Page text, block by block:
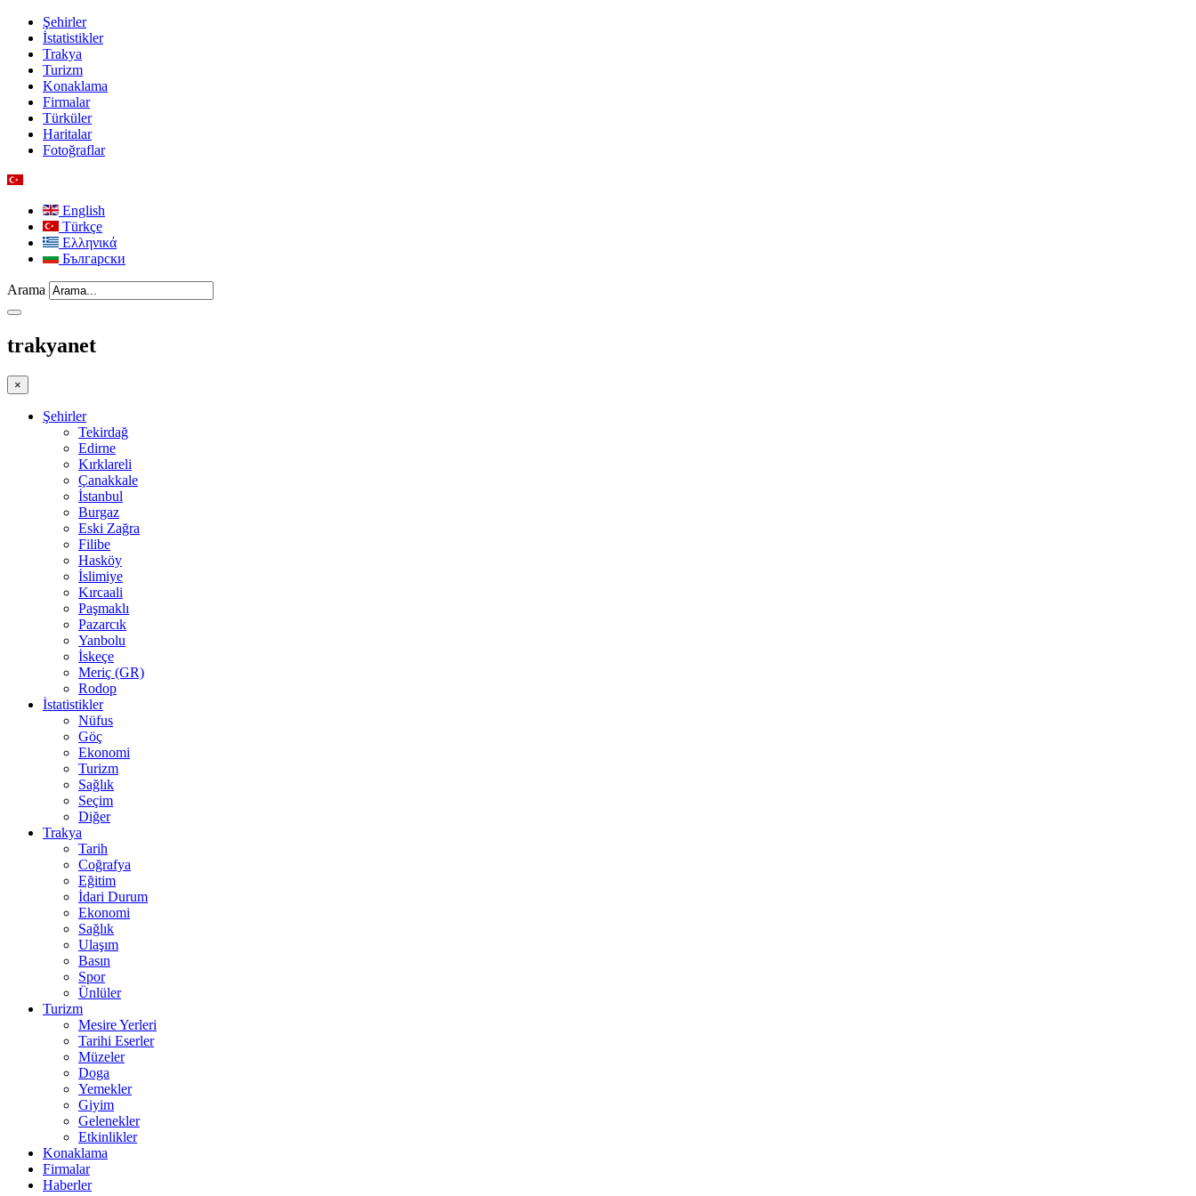
Şehirler
İstatistikler
Trakya
Turizm
Konaklama
Firmalar
Türküler
Haritalar
Fotoğraflar
English
Türkçe
Ελληνικά
Български
Arama
trakyanet
×
Şehirler
Tekirdağ
Edirne
Kırklareli
Çanakkale
İstanbul
Burgaz
Eski Zağra
Filibe
Hasköy
İslimiye
Kırcaali
Paşmaklı
Pazarcık
Yanbolu
İskeçe
Meriç (GR)
Rodop
İstatistikler
Nüfus
Göç
Ekonomi
Turizm
Sağlık
Seçim
Diğer
Trakya
Tarih
Coğrafya
Eğitim
İdari Durum
Ekonomi
Sağlık
Ulaşım
Basın
Spor
Ünlüler
Turizm
Mesire Yerleri
Tarihi Eserler
Müzeler
Doga
Yemekler
Giyim
Gelenekler
Etkinlikler
Konaklama
Firmalar
Haberler